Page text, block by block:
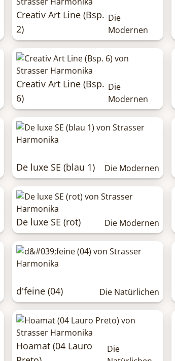
Creativ Art Line (Bsp.
2)
Die
Modernen
Creativ Art Line (Bsp.
6)
Die
Modernen
De luxe SE (blau 1) Die Modernen
De luxe SE (rot) Die Modernen
d'feine (04) Die Natürlichen
Hoamat (04 Lauro
Die